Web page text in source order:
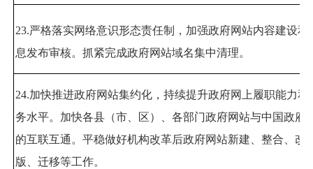
23.严格落实网络意识形态责任制，加强政府网站内容建设和
息发布审核。抓紧完成政府网站域名集中清理。
24.加快推进政府网站集约化，持续提升政府网上履职能力和
务水平。加快各县（市、区）、各部门政府网站与中国政府
的互联互通。平稳做好机构改革后政府网站新建、整合、改
版、迁移等工作。